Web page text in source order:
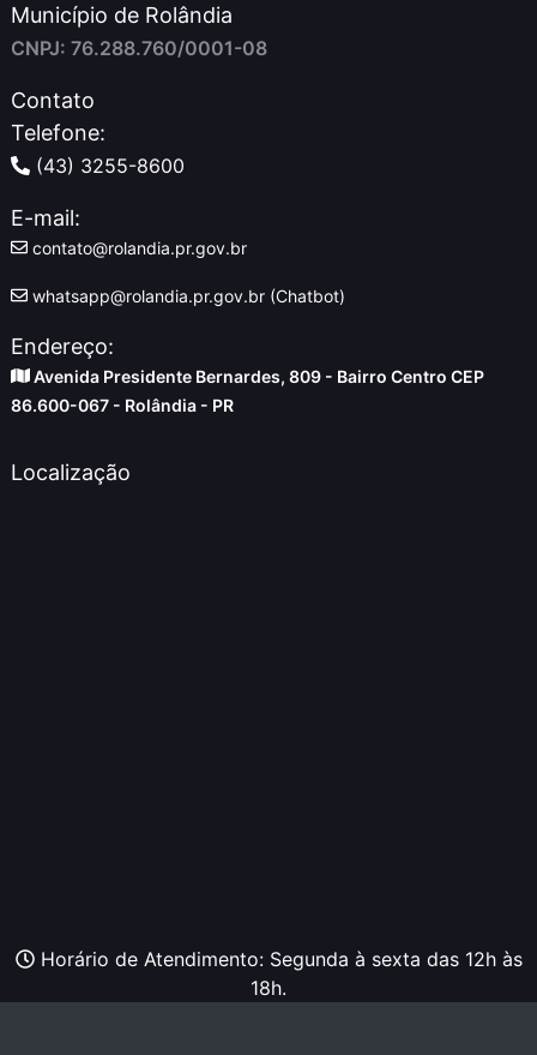
Município de Rolândia
CNPJ: 76.288.760/0001-08
Contato
Telefone:
(43) 3255-8600
E-mail:
contato@rolandia.pr.gov.br
whatsapp@rolandia.pr.gov.br (Chatbot)
Endereço:
Avenida Presidente Bernardes, 809 - Bairro Centro CEP
86.600-067 - Rolândia - PR
Localização
Horário de Atendimento: Segunda à sexta das 12h às
18h.